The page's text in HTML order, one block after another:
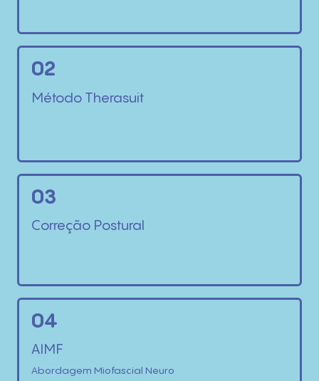
02
Método Therasuit
03
Correção Postural
04
AIMF
Abordagem Miofascial Neuro